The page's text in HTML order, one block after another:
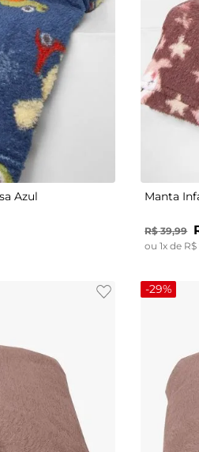
Azul Manta
R$ 39,99
ou1x de R$
-29%